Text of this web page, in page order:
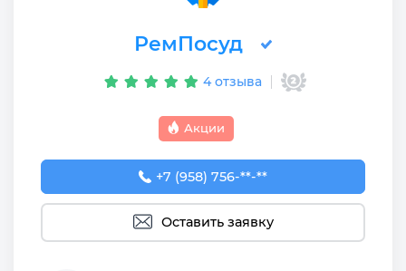
РемПосуд
4 отзыва
Акции
+7 (958) 756-89-85
+7 (958) 756-**-**
Оставить заявку